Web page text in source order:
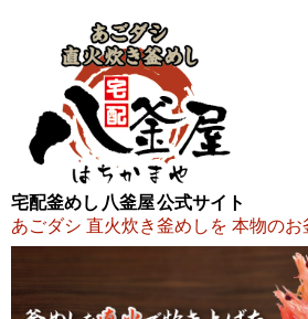
宅配釜めし 八釜屋 公式サイト
あごダシ 直火炊き釜めしを 本物のお